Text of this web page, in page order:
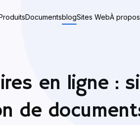
DocumentsblogSites WebÀ propos
en ligne :
de